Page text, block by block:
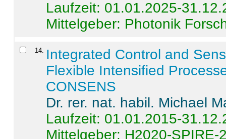
Laufzeit: 01.01.2025-
Mittelgeber: Photonik
14
Integrated Control and
Flexible Intensified
CONSENS
Dr. rer. nat. habil. Michael
Laufzeit: 01.01.2015-
Mittelgeber: H2020-SPIRE-